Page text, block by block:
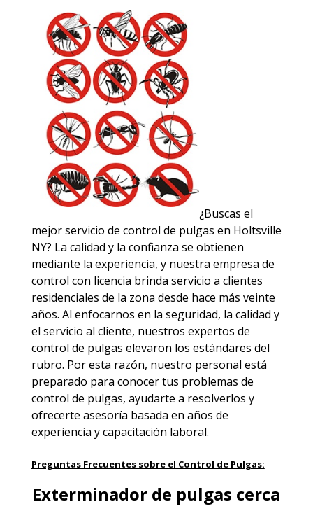
¿Buscas el
mejor servicio de control de pulgas en Holtsville
NY? La calidad y la confianza se obtienen
mediante la experiencia, y nuestra empresa de
control con licencia brinda servicio a clientes
residenciales de la zona desde hace más veinte
años. Al enfocarnos en la seguridad, la calidad y
el servicio al cliente, nuestros expertos de
control de pulgas elevaron los estándares del
rubro. Por esta razón, nuestro personal está
preparado para conocer tus problemas de
control de pulgas, ayudarte a resolverlos y
ofrecerte asesoría basada en años de
experiencia y capacitación laboral.
Preguntas Frecuentes sobre el Control de Pulgas:
Exterminador de pulgas cerca